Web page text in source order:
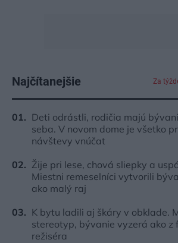
Najčítanejšie Za
Deti odrástli, rodičia majú
seba. V novom dome je všetko
návštevy vnúčat
Žije pri lese, chová sliepky a
Miestni remeselníci vytvorili
ako malý raj
K bytu ladili aj škáry v obklade.
stereotyp, bývanie vyzerá ako z
režiséra